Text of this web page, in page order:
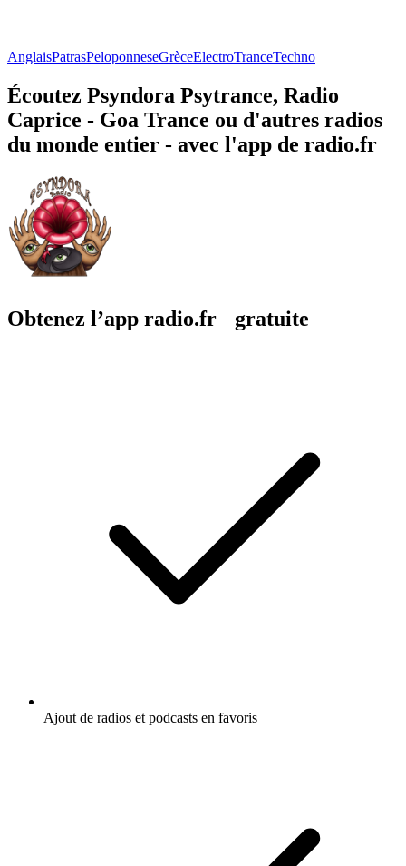
AnglaisPatrasPeloponneseGrèceElectroTranceTechno
Écoutez Psyndora Psytrance, Radio
Caprice - Goa Trance ou d'autres radios
du monde entier - avec l'app de radio.fr
Obtenez l’app radio.fr gratuite
Ajout de radios et podcasts en favoris